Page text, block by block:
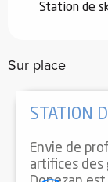
Station de
Sur place
STATION
Envie de
artifices des